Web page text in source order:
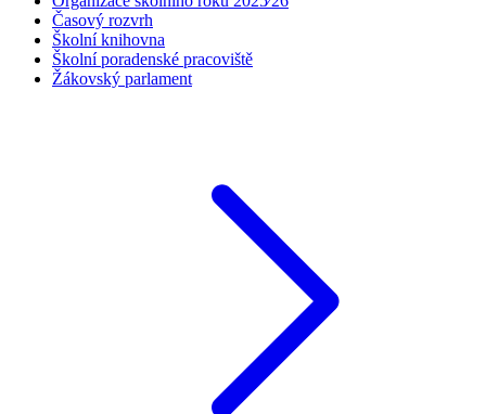
Časový rozvrh
Školní knihovna
Školní poradenské pracoviště
Žákovský parlament